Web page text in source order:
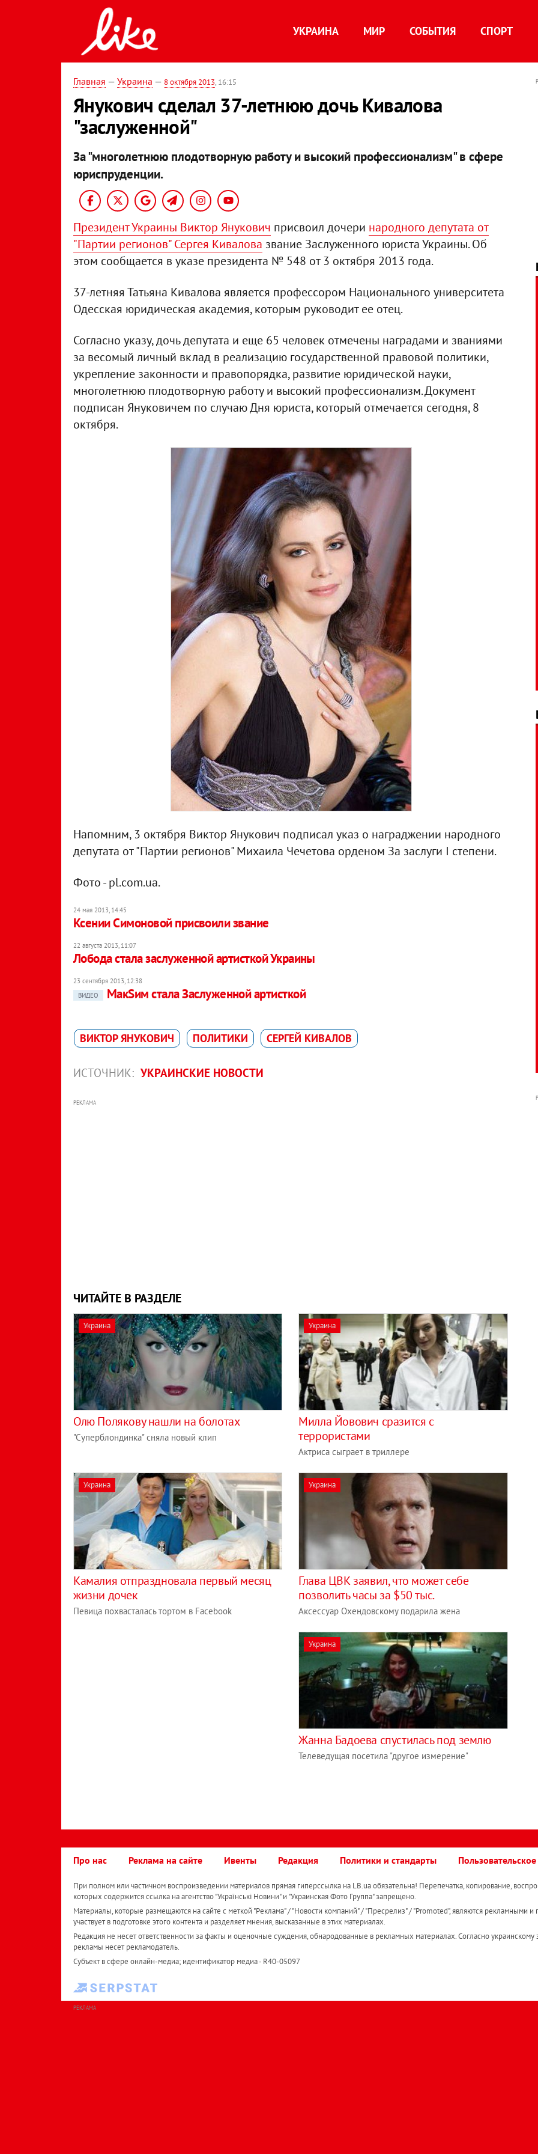
УКРАИНА МИР СОБЫТИЯ СПОРТ
Главная — Украина — 8 октября 2013, 16:15
Янукович сделал 37-летнюю дочь Кивалова
"заслуженной"
За "многолетнюю плодотворную работу и высокий профессионализм" в сфере
юриспруденции.
Президент Украины Виктор Янукович присвоил дочери народного депутата от
"Партии регионов" Сергея Кивалова звание Заслуженного юриста Украины. Об
этом сообщается в указе президента № 548 от 3 октября 2013 года.
37-летняя Татьяна Кивалова является профессором Национального университета
Одесская юридическая академия, которым руководит ее отец.
Согласно указу, дочь депутата и еще 65 человек отмечены наградами и званиями
за весомый личный вклад в реализацию государственной правовой политики,
укрепление законности и правопорядка, развитие юридической науки,
многолетнюю плодотворную работу и высокий профессионализм. Документ
подписан Януковичем по случаю Дня юриста, который отмечается сегодня, 8
октября.
Напомним, 3 октября Виктор Янукович подписал указ о награджении народного
депутата от "Партии регионов" Михаила Чечетова орденом За заслуги I степени.
Фото - pl.com.ua.
24 мая 2013, 14:45
Ксении Симоновой присвоили звание
22 августа 2013, 11:07
Лобода стала заслуженной артисткой Украины
23 сентября 2013, 12:38
ВИДЕО
МакSим стала Заслуженной артисткой
ВИКТОР ЯНУКОВИЧ ПОЛИТИКИ СЕРГЕЙ КИВАЛОВ
ИСТОЧНИК: УКРАИНСКИЕ НОВОСТИ
РЕКЛАМА
ЧИТАЙТЕ В РАЗДЕЛЕ
Украина
Олю Полякову нашли на болотах
"Суперблондинка" сняла новый клип
Украина
Милла Йовович сразится с
террористами
Актриса сыграет в триллере
Украина
Камалия отпраздновала первый месяц
жизни дочек
Певица похвасталась тортом в Facebook
Украина
Глава ЦВК заявил, что может себе
позволить часы за $50 тыс.
Аксессуар Охендовскому подарила жена
Украина
Жанна Бадоева спустилась под землю
Телеведущая посетила "другое измерение"
Про нас Реклама на сайте Ивенты Редакция Политики и стандарты
При полном или частичном воспроизведении материалов прямая гиперссылка на LB.ua обязательна! Перепечатка, копирование,
которых содержится ссылка на агентство "Українськi Новини" и "Украинская Фото Группа" запрещено.
Материалы, которые размещаются на сайте с меткой "Реклама" / "Новости компаний" / "Пресрелиз" / "Promoted", являются рекламными и
участвует в подготовке этого контента и разделяет мнения, высказанные в этих материалах.
Редакция не несет ответственности за факты и оценочные суждения, обнародованные в рекламных материалах. Согласно украинскому
рекламы несет рекламодатель.
Субъект в сфере онлайн-медиа; идентификатор медиа - R40-05097
РЕКЛАМА